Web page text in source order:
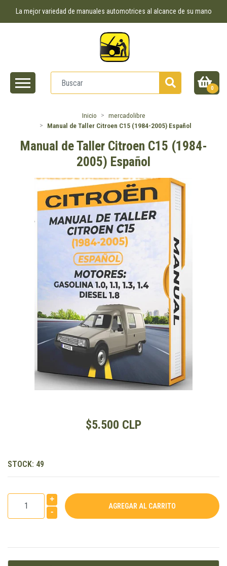
La mejor variedad de manuales automotrices al alcance de su mano
0
Inicio
mercadolibre
Manual de Taller Citroen C15 (1984-2005) Español
Manual de Taller Citroen C15 (1984-
2005) Español
$5.500 CLP
STOCK: 49
+
-